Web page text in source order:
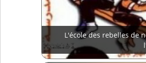
L'école des rebelles de